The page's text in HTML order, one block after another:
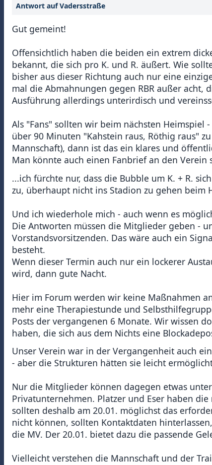
Antwort auf Vadersstraße
Gut gemeint!
Offensichtlich haben die beiden ein extrem
bekannt, die sich pro K. und R. äußert. Wie
bisher aus dieser Richtung auch nur eine
mal die Abmahnungen gegen RBR außer
Ausführung allerdings unterirdisch und
Als "Fans" sollten wir beim nächsten
über 90 Minuten "Kahstein raus, Röthig raus"
Mannschaft), dann ist das ein klares und
Man könnte auch einen Fanbrief an den
...ich fürchte nur, dass die Bubble um K. + R.
zu, überhaupt nicht ins Stadion zu gehen beim
Und ich wiederhole mich - auch wenn es
Die Antworten müssen die Mitglieder geben -
Vorstandsvorsitzenden. Das wäre auch ein
besteht.
Wenn dieser Termin auch nur ein lockerer
wird, dann gute Nacht.
Hier im Forum werden wir keine Maßnahmen
mehr eine Therapiestunde und
Posts der vergangenen 6 Monate. Wir wissen
haben, die sich aus dem Nichts eine
Unser Verein war in der Vergangenheit auch
- aber die Strukturen hätten sie leicht
Nur die Mitglieder können dagegen etwas
Privatunternehmen. Platzer und Eser haben
sollten deshalb am 20.01. möglichst das
nicht können, sollten Kontaktdaten
die MV. Der 20.01. bietet dazu die passende
Vielleicht verstehen die Mannschaft und der